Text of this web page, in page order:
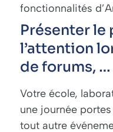
fonctionnalités
Présenter
l’attention
de forums, …
Votre école,
une journée
tout autre